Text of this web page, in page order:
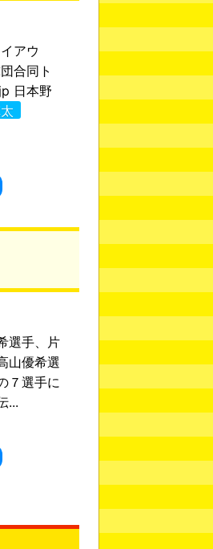
アウ
合同ト
日本野
選手、片
山優希選
７選手に
...